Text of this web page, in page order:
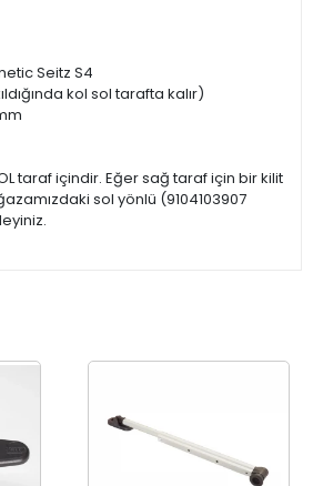
Seitz S4
kol sol tarafta kalır)
taraf içindir. Eğer sağ taraf için bir kilit
sol yönlü (9104103907